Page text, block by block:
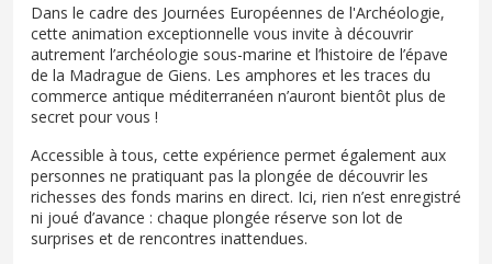
Dans le cadre des Journées Européennes de l'Archéologie,
cette animation exceptionnelle vous invite à découvrir
autrement l’archéologie sous-marine et l’histoire de l’épave
de la Madrague de Giens. Les amphores et les traces du
commerce antique méditerranéen n’auront bientôt plus de
secret pour vous !
Accessible à tous, cette expérience permet également aux
personnes ne pratiquant pas la plongée de découvrir les
richesses des fonds marins en direct. Ici, rien n’est enregistré
ni joué d’avance : chaque plongée réserve son lot de
surprises et de rencontres inattendues.